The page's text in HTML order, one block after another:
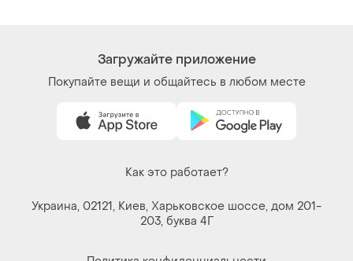
Загружайте приложение
Покупайте вещи и общайтесь в любом месте
Как это работает?
Украина, 02121, Киев, Харьковское шоссе, дом 201-
203, буква 4Г